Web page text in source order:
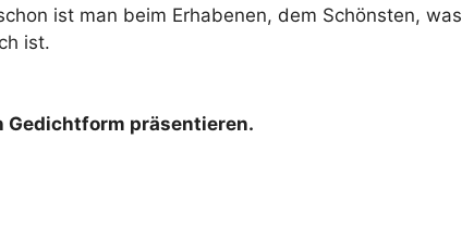
ist man beim Erhabenen, dem Schönsten, was
ist.
Gedichtform präsentieren.